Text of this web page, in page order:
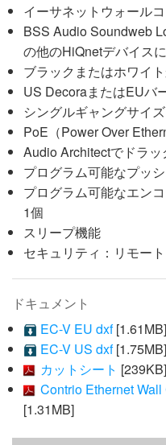
イーサネットウォール
BSS Audio Soundweb
の他のHiQnetデバイス
ブラックまたはホワイ
US DecoraまたはEUバ
シングルギャングサイズ
PoE（Power Over
Audio Architectでドラ
プログラム可能なプッ
プログラム可能なエン
1個
スリープ機能
セキュリティ：リモー
ドキュメント
EC-V EU dxf[1.61MB]
EC-V US dxf[1.75MB]
カットシート [239KB]
Contrio Ethernet
[1.31MB]